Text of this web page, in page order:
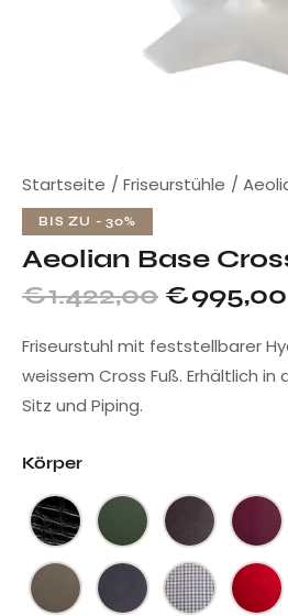
Startseite Friseurstühle
BIS ZU - 30%
Aeolian Base
€1.422,00 €995,00
Friseurstuhl mit feststellbarer
weissem Cross Fuß. Erhältlich in
Sitz und Piping.
Körper